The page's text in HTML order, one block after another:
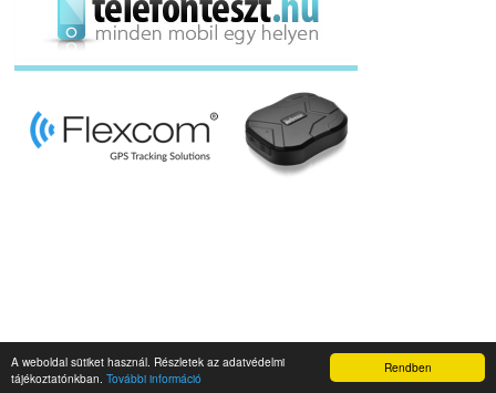
Rendben
A weboldal sütiket használ. Részletek az adatvédelmi
tájékoztatónkban. További információNapidroid.hu 2019